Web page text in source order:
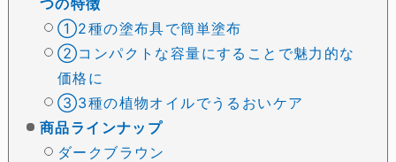
①2種の塗布具で簡単塗布
②コンパクトな容量にすることで魅力的な
価格に
③3種の植物オイルでうるおいケア
商品ラインナップ
ダークブラウン